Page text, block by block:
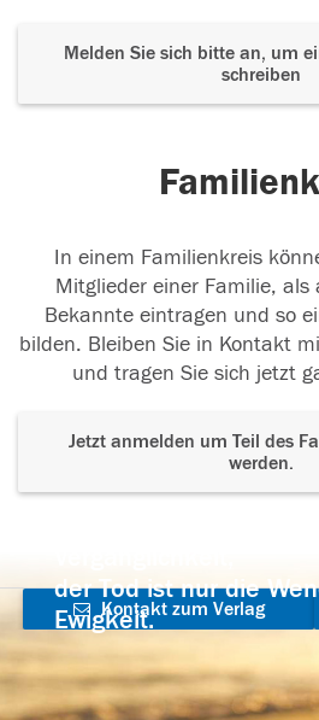
Melden Sie sich bitte an, um
schreiben
In einem Familienkreis
Mitglieder einer Familie, als
Bekannte eintragen und so
bilden. Bleiben Sie in Kontakt
und tragen Sie sich jetzt
Jetzt anmelden um Teil des
werden.
der Tod ist nur die
Ewigkeit.
Kontakt zum Verlag
aufnehmen